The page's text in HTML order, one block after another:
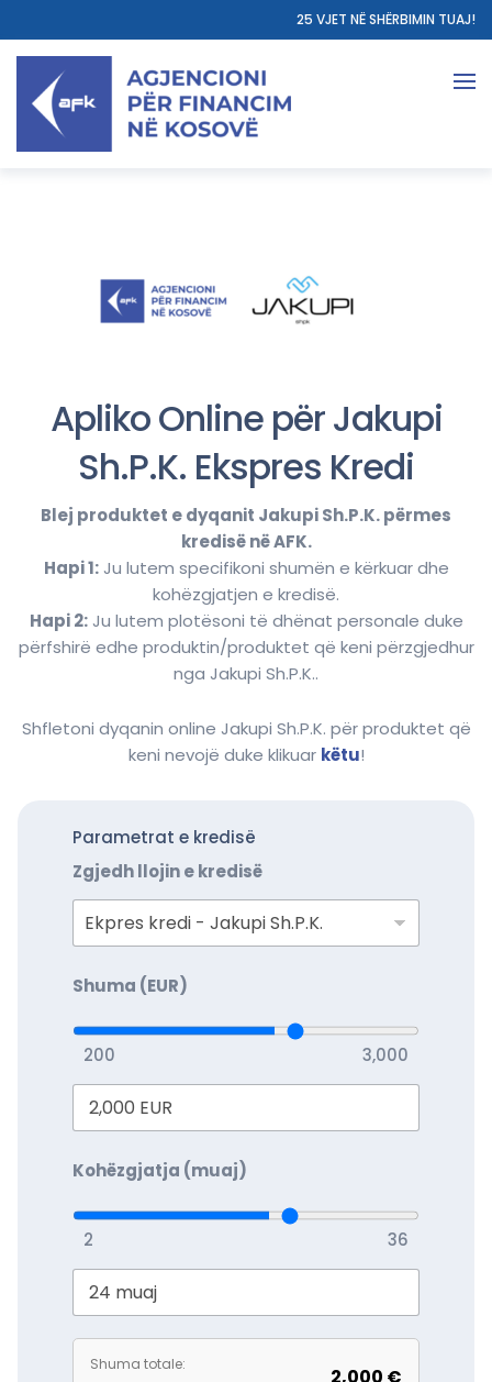
25 VJET NË SHËRBIMIN TUAJ!
Apliko Online për Jakupi
Sh.P.K. Ekspres Kredi
Blej produktet e dyqanit Jakupi Sh.P.K. përmes
kredisë në AFK.
Hapi 1:Ju lutem specifikoni shumën e kërkuar dhe
kohëzgjatjen e kredisë.
Hapi 2:Ju lutem plotësoni të dhënat personale duke
përfshirë edhe produktin/produktet që keni përzgjedhur
nga Jakupi Sh.P.K..
Shfletoni dyqanin online Jakupi Sh.P.K. për produktet që
keni nevojë duke klikuar këtu!
Parametrat e kredisë
Zgjedh llojin e kredisë
Shuma (EUR)
200 3,000
Kohëzgjatja (muaj)
2 36
Shuma totale: